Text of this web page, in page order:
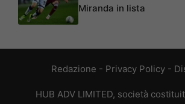
Miranda in lista
Redazione - Privacy Policy-
HUB ADV LIMITED, società